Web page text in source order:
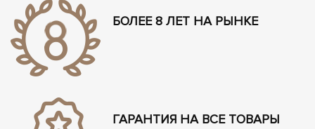
БОЛЕЕ 8 ЛЕТ НА РЫНКЕ
ГАРАНТИЯ НА ВСЕ ТОВАРЫ